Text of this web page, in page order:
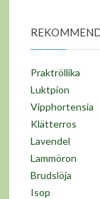
Praktröllika
Luktpion
Vipphortensia
Klätterros
Lavendel
Lammöron
Brudslöja
Isop